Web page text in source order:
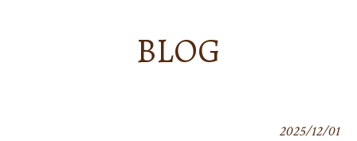
BLOG
2025/12/01